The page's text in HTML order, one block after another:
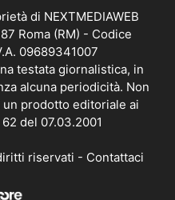
di NEXTMEDIAWEB
Roma (RM) - Codice
09689341007
testata giornalistica, in
alcuna periodicità. Non
prodotto editoriale ai
del 07.03.2001
riservati - Contattaci